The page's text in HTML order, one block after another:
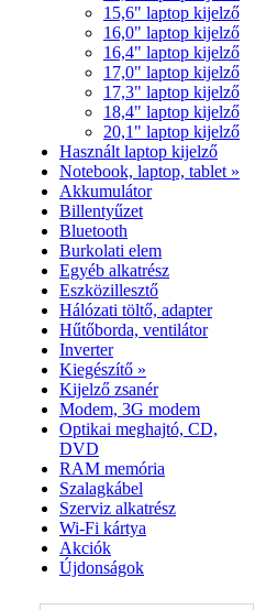
15,6" laptop kijelző
16,0" laptop kijelző
16,4" laptop kijelző
17,0" laptop kijelző
17,3" laptop kijelző
18,4" laptop kijelző
20,1" laptop kijelző
Használt laptop kijelző
Notebook, laptop, tablet »
Akkumulátor
Billentyűzet
Bluetooth
Burkolati elem
Egyéb alkatrész
Eszközillesztő
Hálózati töltő, adapter
Hűtőborda, ventilátor
Inverter
Kiegészítő »
Kijelző zsanér
Modem, 3G modem
Optikai meghajtó, CD,
DVD
RAM memória
Szalagkábel
Szerviz alkatrész
Wi-Fi kártya
Akciók
Újdonságok